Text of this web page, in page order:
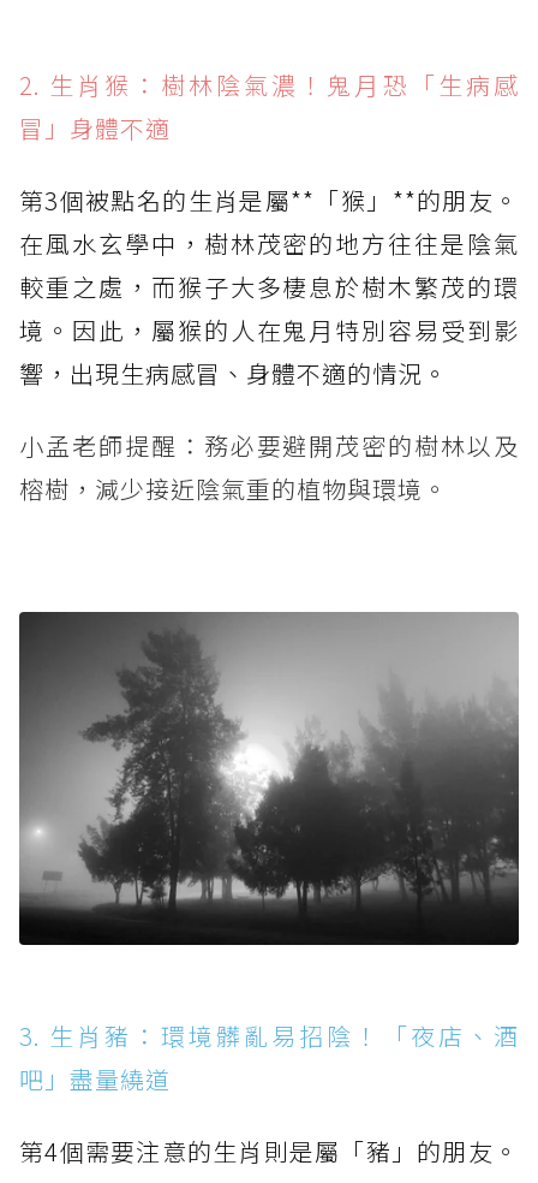
2. 生肖猴：樹林陰氣濃！鬼月恐「生病感
冒」身體不適
第3個被點名的生肖是屬**「猴」**的朋友。
在風水玄學中，樹林茂密的地方往往是陰氣
較重之處，而猴子大多棲息於樹木繁茂的環
境。因此，屬猴的人在鬼月特別容易受到影
響，出現生病感冒、身體不適的情況。
小孟老師提醒：務必要避開茂密的樹林以及
榕樹，減少接近陰氣重的植物與環境。
3. 生肖豬：環境髒亂易招陰！「夜店、酒
吧」盡量繞道
第4個需要注意的生肖則是屬「豬」的朋友。